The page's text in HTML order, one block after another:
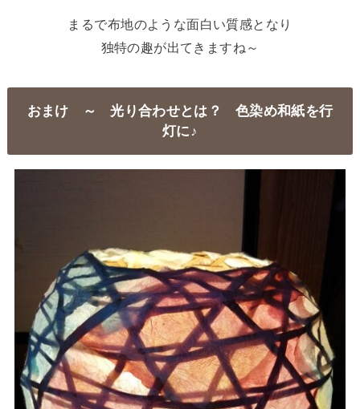
まるで布地のような面白い質感となり
独特の趣が出てきますね～
おまけ ～ 光り合わせとは？ 色染め和紙を行
灯に♪